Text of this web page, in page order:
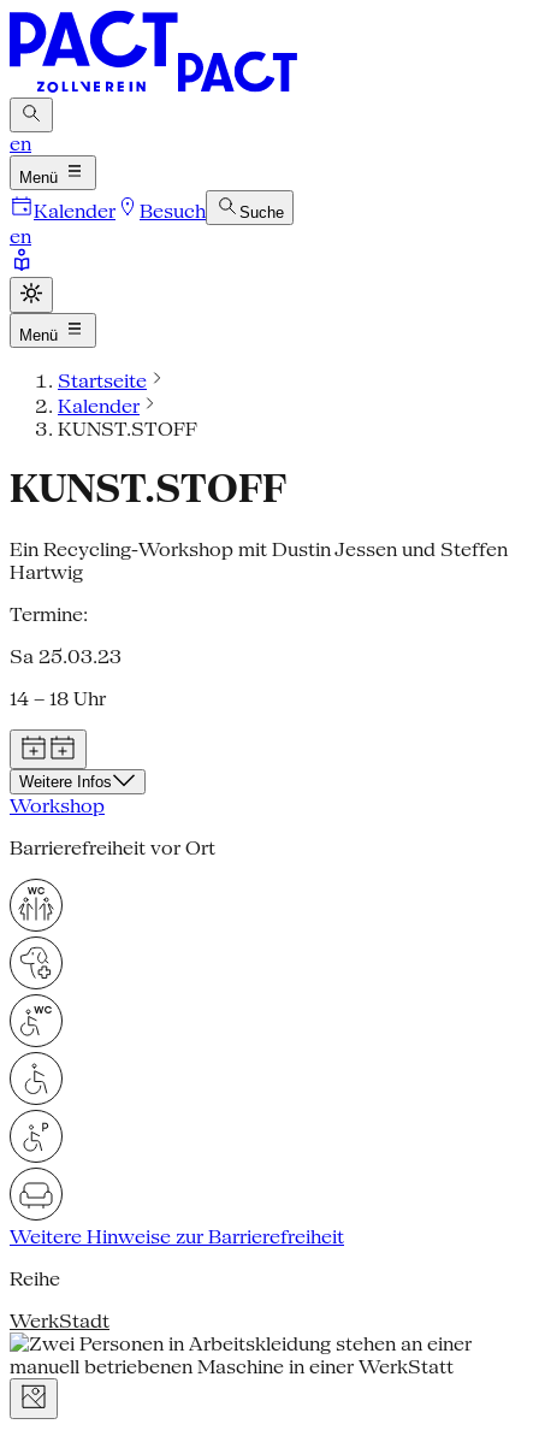
en
Menü
Kalender Besuch Suche
en
Menü
Startseite
Kalender
KUNST.STOFF
KUNST.STOFF
Ein Recycling-Workshop mit Dustin Jessen und Steffen
Hartwig
Termine:
Sa 25.03.23
14 – 18 Uhr
Weitere Infos
Workshop
Barrierefreiheit vor Ort
Weitere Hinweise zur Barrierefreiheit
Reihe
WerkStadt